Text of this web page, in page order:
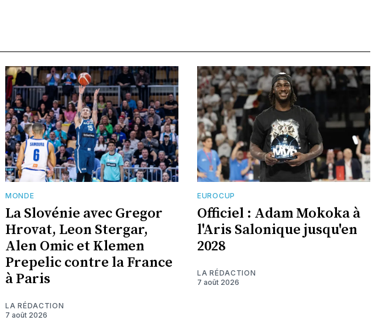
MONDE
La Slovénie avec Gregor
Hrovat, Leon Stergar,
Alen Omic et Klemen
Prepelic contre la France
à Paris
LA RÉDACTION
7 août 2026
EUROCUP
Officiel : Adam Mokoka à
l'Aris Salonique jusqu'en
2028
LA RÉDACTION
7 août 2026